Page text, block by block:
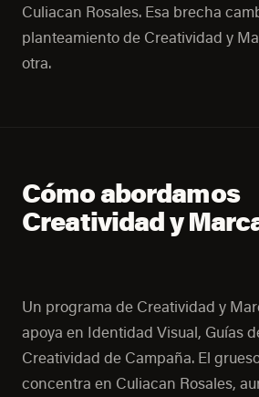
Culiacan Rosales. Esa brecha
planteamiento de Creatividad y
otra.
Cómo abordamos
Creatividad y
Un programa de Creatividad y
apoya en Identidad Visual, Guías
Creatividad de Campaña. El
concentra en Culiacan Rosales,